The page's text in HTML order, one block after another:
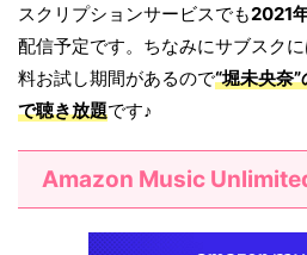
スクリプションサービスでも2021
配信予定です。ちなみにサブスク
料お試し期間があるので“堀未央奈”
で聴き放題です♪
Amazon Music